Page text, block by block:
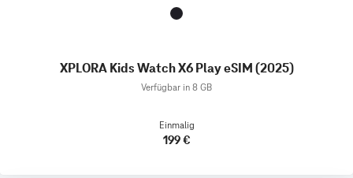
XPLORA Kids Watch X6 Play eSIM (2025)
Verfügbar in 8 GB
Einmalig
199 €